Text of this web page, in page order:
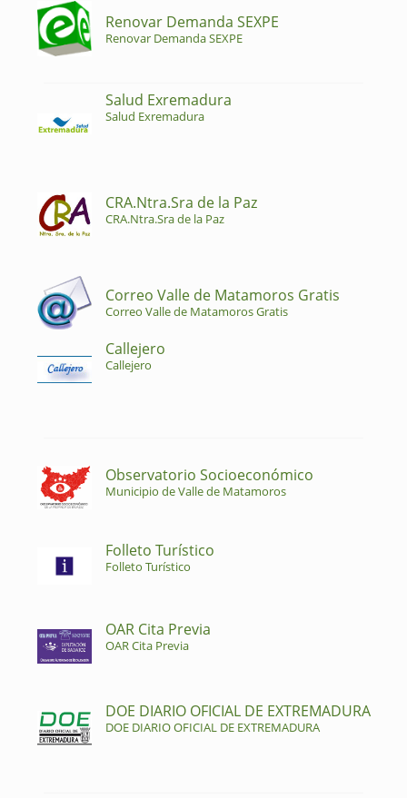
Renovar Demanda SEXPE
Renovar Demanda SEXPE
Salud Exremadura
Salud Exremadura
CRA.Ntra.Sra de la Paz
CRA.Ntra.Sra de la Paz
Correo Valle de Matamoros Gratis
Correo Valle de Matamoros Gratis
Callejero
Callejero
Observatorio Socioeconómico
Municipio de Valle de Matamoros
Folleto Turístico
Folleto Turístico
OAR Cita Previa
OAR Cita Previa
DOE DIARIO OFICIAL DE EXTREMADURA
DOE DIARIO OFICIAL DE EXTREMADURA